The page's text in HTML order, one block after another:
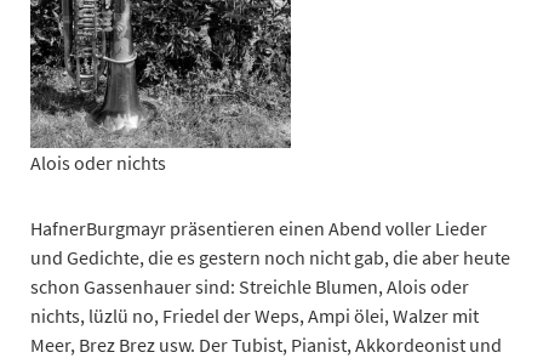
Alois oder nichts
HafnerBurgmayr präsentieren einen Abend voller Lieder
und Gedichte, die es gestern noch nicht gab, die aber heute
schon Gassenhauer sind: Streichle Blumen, Alois oder
nichts, lüzlü no, Friedel der Weps, Ampi ölei, Walzer mit
Meer, Brez Brez usw. Der Tubist, Pianist, Akkordeonist und